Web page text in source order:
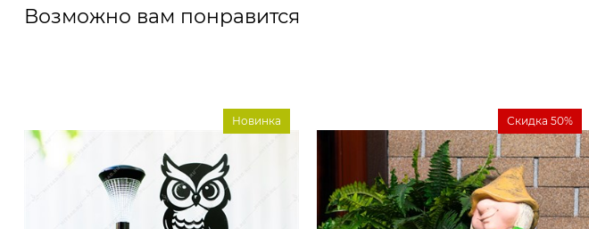
Возможно вам понравится
Новинка Скидка 50%